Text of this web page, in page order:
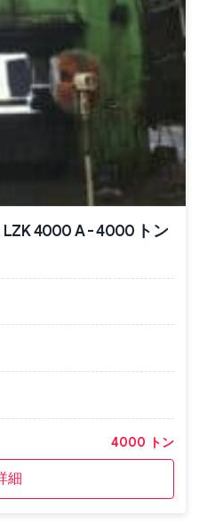
4000 A - 4000 トン
4000 トン
細